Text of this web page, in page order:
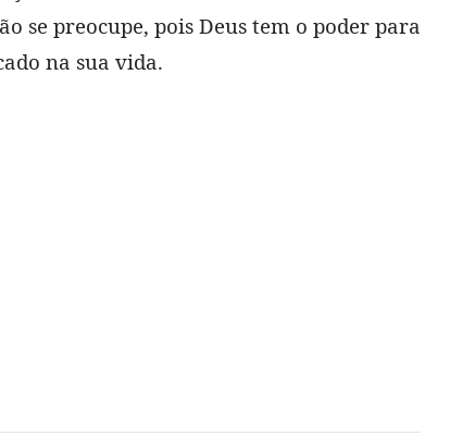
se preocupe, pois Deus tem o poder para
na sua vida.